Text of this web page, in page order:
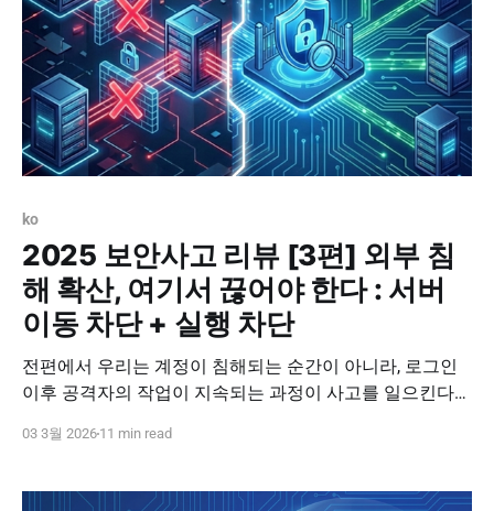
ko
2025 보안사고 리뷰 [3편] 외부 침
해 확산, 여기서 끊어야 한다 : 서버
이동 차단 + 실행 차단
전편에서 우리는 계정이 침해되는 순간이 아니라, 로그인
이후 공격자의 작업이 지속되는 과정이 사고를 일으킨다는
는 로그인 이후의 보안 공백을 줄이기 위해 계정이 아닌 ‘사
만드는 접근 방식입니다. 현실적으로 이런 질문이 남습니
03 3월 2026 11 min read